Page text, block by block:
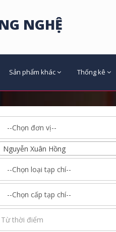
NGHỆ
Sản phẩm khác Thống kê
Nguyễn Xuân Hồng